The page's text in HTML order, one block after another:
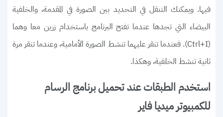
فيها. ويمكنك التنقل في التحديد بين الصورة في المقدمة، والخلفية
البيضاء التي تجدها عندما تفتح البرنامج باستخدام زرين معا وهما
(Ctrl+I). فعندما تنقر عليهما تنشط الصورة الأمامية، وعندما تنقر مرة
ثانية تنشط الخلفية، وهكذا.
استخدم الطبقات عند تحميل برنامج الرسام
للكمبيوتر ميديا فاير